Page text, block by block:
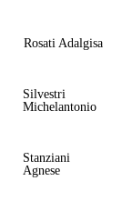
Rosati Adalgisa
Silvestri
Michelantonio
Stanziani
Agnese